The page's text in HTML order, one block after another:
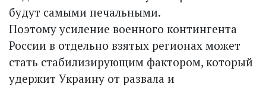
будут самыми печальными.
Поэтому усиление военного контингента
России в отдельно взятых регионах может
стать стабилизирующим фактором, который
удержит Украину от развала и